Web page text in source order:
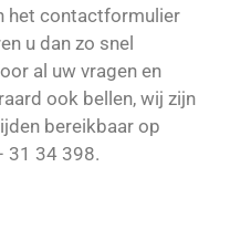
het contactformulier
u dan zo snel
al uw vragen en
ook bellen, wij zijn
bereikbaar op
31 34 398.